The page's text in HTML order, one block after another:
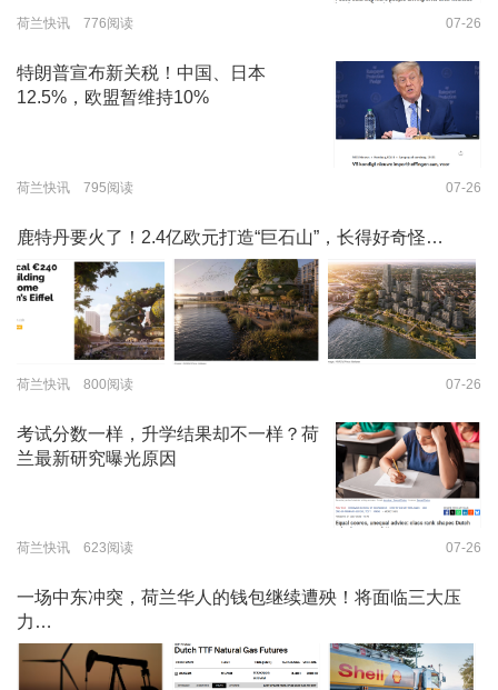
荷兰快讯 776阅读 07-26
特朗普宣布新关税！中国、日本
12.5%，欧盟暂维持10%
荷兰快讯 795阅读 07-26
鹿特丹要火了！2.4亿欧元打造“巨石山”，长得好奇怪…
荷兰快讯 800阅读 07-26
考试分数一样，升学结果却不一样？荷
兰最新研究曝光原因
荷兰快讯 623阅读 07-26
一场中东冲突，荷兰华人的钱包继续遭殃！将面临三大压
力…